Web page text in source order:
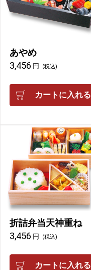
あやめ
3,456 円 (税込)
カートに入れる
折詰弁当天神重ね
3,456 円 (税込)
カートに入れる